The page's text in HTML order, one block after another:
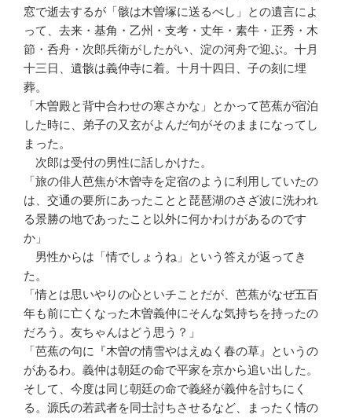
窓で逝去するが「骸は木曽塚に送るべし」との遺言によ
って、去来・基角・乙州・支考・丈年・素牛・正秀・木
節・呑舟・次郎兵衛がしたがい、淀の河舟で迎ぶ。十月
十三日、遺骸は義仲寺に着。十月十四日、子の刻に埋
葬。
「木曽殿と背中合わせの寒さかな」とかって芭蕉が宿泊
した時に、弟子の又玄がよんだ句がそのままになってし
まった。
次郎は受付の男性に話しかけた。
「旅の俳人芭焦が木曽寺を定宿のように利用していたの
は、交通の要所にあったことと琵琶湖のさざ波に洗われ
る景勝の地であったこと以外に何かわけがあるのです
か」
男性からは「情でしょうね」という答えが返ってき
た。
「情とは思いやりの心といチことだが、芭蕉がなぜ五百
年も前に亡くなった木曽義仲にそんな気持ちを持ったの
だろう。友ちゃんはどう思う？」
「芭蕉の句に『木曽の情雪やはえぬく春の草』というの
があるわ。義仲は朝廷の命で平家を京から追い出した。
そして、今度は同じ朝廷の命で義経が義仲を討ちにく
る。源氏の若武者を同士討ちさせるなど、まったく情の